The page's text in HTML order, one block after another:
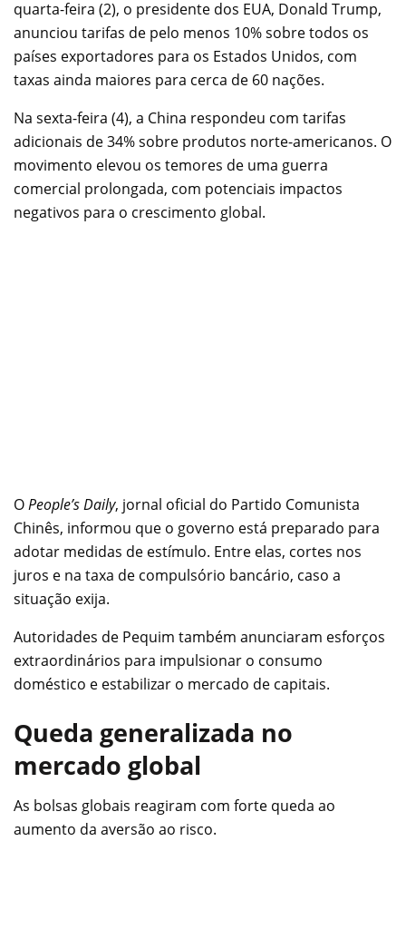
quarta-feira (2), o presidente dos EUA, Donald Trump,
anunciou tarifas de pelo menos 10% sobre todos os
países exportadores para os Estados Unidos, com
taxas ainda maiores para cerca de 60 nações.
Na sexta-feira (4), a China respondeu com tarifas
adicionais de 34% sobre produtos norte-americanos. O
movimento elevou os temores de uma guerra
comercial prolongada, com potenciais impactos
negativos para o crescimento global.
OPeople’s Daily, jornal oficial do Partido Comunista
Chinês, informou que o governo está preparado para
adotar medidas de estímulo. Entre elas, cortes nos
juros e na taxa de compulsório bancário, caso a
situação exija.
Autoridades de Pequim também anunciaram esforços
extraordinários para impulsionar o consumo
doméstico e estabilizar o mercado de capitais.
Queda generalizada no
mercado global
As bolsas globais reagiram com forte queda ao
aumento da aversão ao risco.